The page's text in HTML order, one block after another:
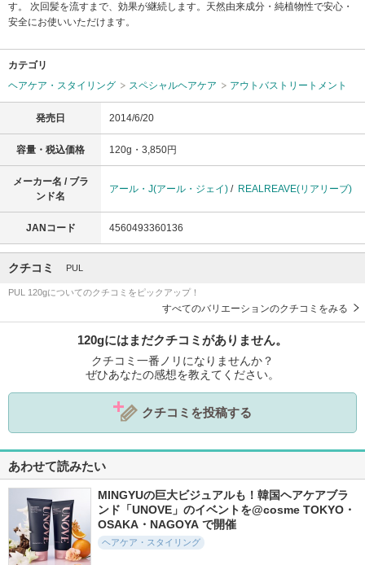
す。 次回髪を流すまで、効果が継続します。天然由来成分・純植物性で安心・
安全にお使いいただけます。
カテゴリ
ヘアケア・スタイリング
スペシャルヘアケア アウトバストリートメント
発売日 2014/6/20
容量・税込価格 120g・3,850円
メーカー名 / ブラ
ンド名
アール・J(アール・ジェイ) / REALREAVE(リアリーブ)
JANコード 4560493360136
クチコミ PUL
PUL 120gについてのクチコミをピックアップ！
すべてのバリエーションのクチコミをみる
120gにはまだクチコミがありません。
クチコミ一番ノリになりませんか？
ぜひあなたの感想を教えてください。
クチコミを投稿する
あわせて読みたい
MINGYUの巨大ビジュアルも！韓国ヘアケアブラ
ンド「UNOVE」のイベントを@cosme TOKYO・
OSAKA・NAGOYA で開催
ヘアケア・スタイリング